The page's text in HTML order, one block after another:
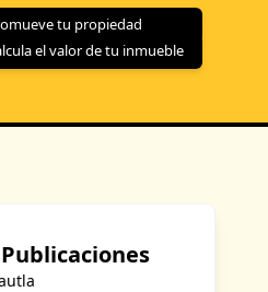
tu propiedad
el valor de tu inmueble